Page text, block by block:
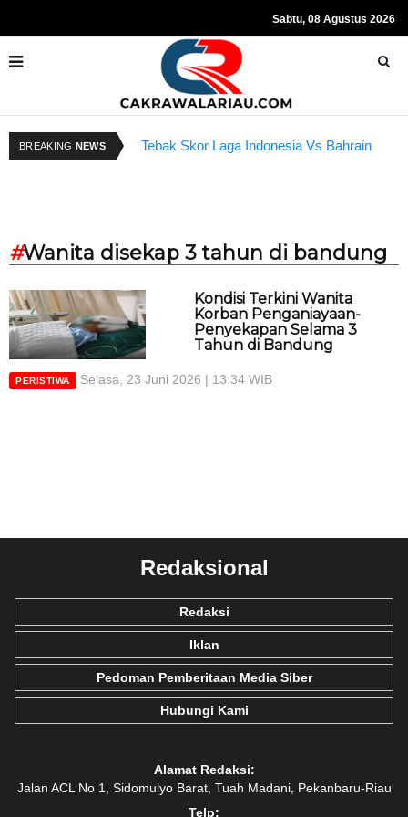
Sabtu, 08 Agustus 2026
BREAKING NEWS
Tebak Skor Laga Indonesia Vs Bahrain
#Wanita disekap 3 tahun di bandung
Kondisi Terkini Wanita
Korban Penganiayaan-
Penyekapan Selama 3
Tahun di Bandung
PERISTIWA Selasa, 23 Juni 2026 | 13:34 WIB
Redaksional
Redaksi
Iklan
Pedoman Pemberitaan Media Siber
Hubungi Kami
Alamat Redaksi:
Jalan ACL No 1, Sidomulyo Barat, Tuah Madani, Pekanbaru-Riau
Telp: